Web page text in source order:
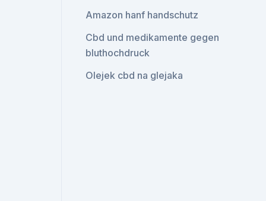
Amazon hanf handschutz
Cbd und medikamente gegen
bluthochdruck
Olejek cbd na glejaka